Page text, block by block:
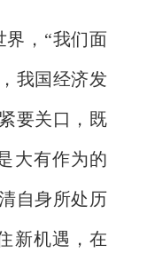
，“我们面
我国经济发
要关口，既
大有作为的
自身所处历
新机遇，在